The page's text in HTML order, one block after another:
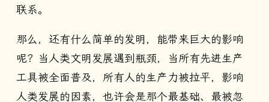
联系。
那么，还有什么简单的发明，能带来巨大的影响
呢？当人类文明发展遇到瓶颈，当所有先进生产
工具被全面普及，所有人的生产力被拉平，影响
人类发展的因素，也许会是那个最基础、最被忽